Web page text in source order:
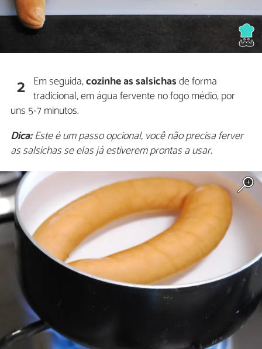
2 Em seguida,cozinhe as salsichasde forma
tradicional, em água fervente no fogo médio, por
uns 5-7 minutos.
Dica:Este é um passo opcional, você não precisa ferver
as salsichas se elas já estiverem prontas a usar.